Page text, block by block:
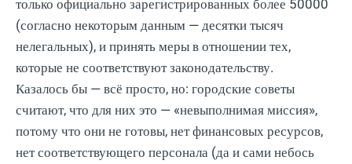
только официально зарегистрированных более 50000
(согласно некоторым данным — десятки тысяч
нелегальных), и принять меры в отношении тех,
которые не соответствуют законодательству.
Казалось бы — всё просто, но: городские советы
считают, что для них это — «невыполнимая миссия»,
потому что они не готовы, нет финансовых ресурсов,
нет соответствующего персонала (да и сами небось